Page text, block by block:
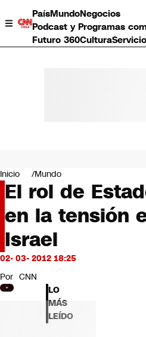
PaísMundoNegocios
Podcast y Programas
Futuro 360Cultura
Negocios
Deportes
Programas completos
Cultura
Servicios
Bits
CNN tiempo
Futuro 360
Opinión
Inicio Mundo
El rol de
en la tensión
Israel
02- 03- 2012 18:25
Por CNN
LO
MÁS
LEÍDO